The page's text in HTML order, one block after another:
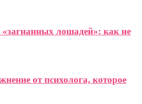
лошадей»: как не
от психолога, которое